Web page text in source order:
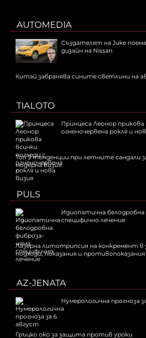
AUTOMEDIA
Създателят на Juke поема
дизайн на Nissan
Китай забранява сините светлини на
TIALOTO
Принцеса Леонор прикова
огненочервена рокля и
Топ 9 тенденции при летните сандали
модерна визия
PULS
Идиопатична белодробна
специфично лечение
Лазерна литотрипсия на конкремент в
подходи, показания и противопоказания
AZ-JENATA
Нумерологична прогноза
Гръцко око за защита против уроки